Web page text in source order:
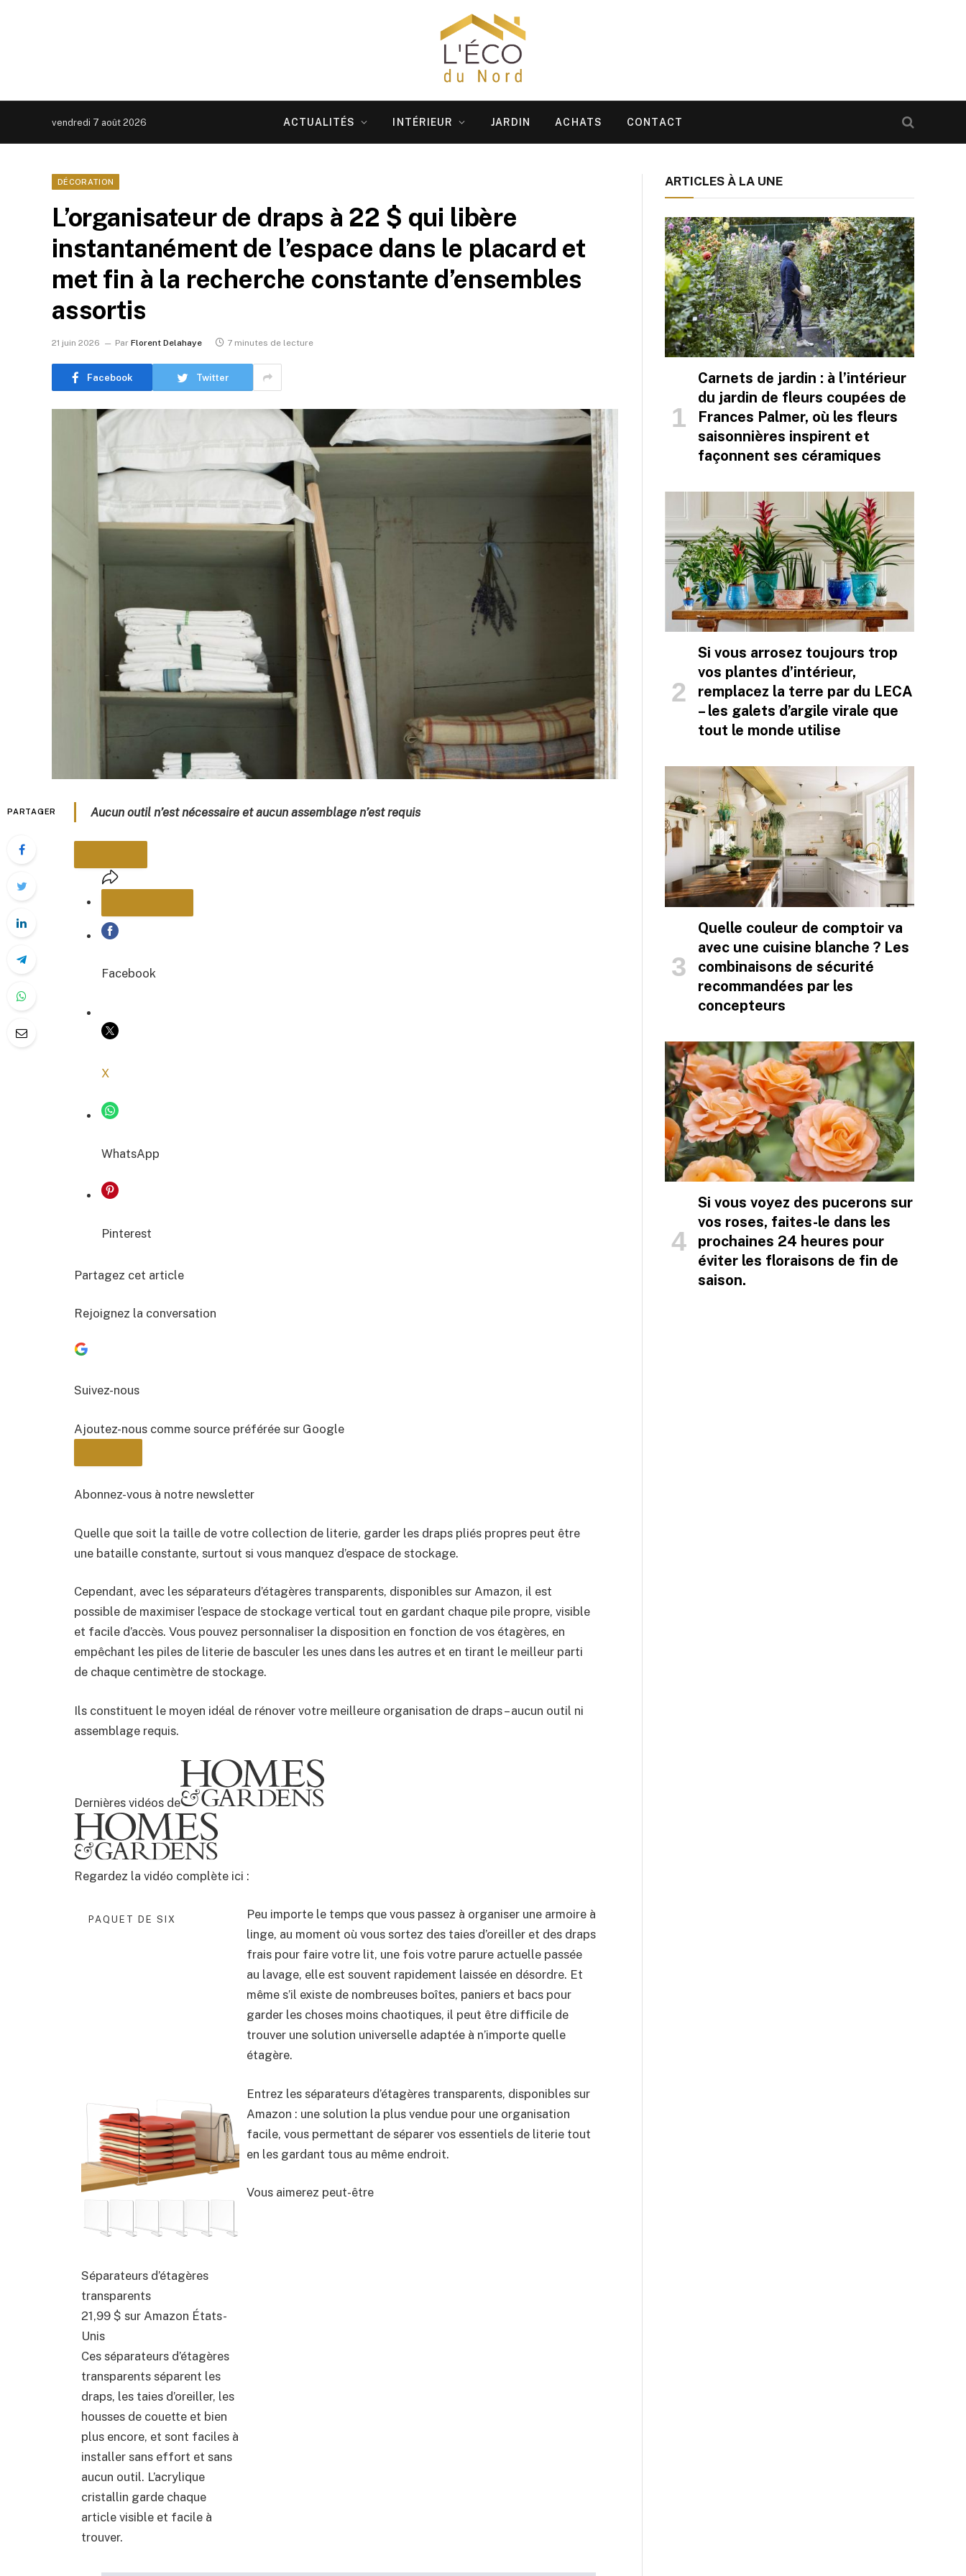
vendredi 7 août 2026 ACTUALITÉS INTÉRIEUR JARDIN ACHATS CONTACT
DÉCORATION
L’organisateur de draps à 22 $ qui libère
instantanément de l’espace dans le placard et
met fin à la recherche constante d’ensembles
assortis
21 juin 2026 Par Florent Delahaye 7 minutes de lecture
Facebook Twitter
PARTAGER Aucun outil n’est nécessaire et aucun assemblage n’est requis
PARTAGER
COPIER LE LIEN
Facebook
X
WhatsApp
Pinterest
Partagez cet article
Rejoignez la conversation
Suivez-nous
Ajoutez-nous comme source préférée sur Google
BULLETIN
Abonnez-vous à notre newsletter
Quelle que soit la taille de votre collection de literie, garder les draps pliés propres peut être
une bataille constante, surtout si vous manquez d’espace de stockage.
Cependant, avec les séparateurs d’étagères transparents, disponibles sur Amazon, il est
possible de maximiser l’espace de stockage vertical tout en gardant chaque pile propre, visible
et facile d’accès. Vous pouvez personnaliser la disposition en fonction de vos étagères, en
empêchant les piles de literie de basculer les unes dans les autres et en tirant le meilleur parti
de chaque centimètre de stockage.
Ils constituent le moyen idéal de rénover votre meilleure organisation de draps – aucun outil ni
assemblage requis.
Dernières vidéos de
Regardez la vidéo complète ici :
PAQUET DE SIX
Séparateurs d’étagères
transparents
21,99 $ sur Amazon États-
Unis
Ces séparateurs d’étagères
transparents séparent les
draps, les taies d’oreiller, les
housses de couette et bien
plus encore, et sont faciles à
installer sans effort et sans
aucun outil. L’acrylique
cristallin garde chaque
article visible et facile à
trouver.
Peu importe le temps que vous passez à organiser une armoire à
linge, au moment où vous sortez des taies d’oreiller et des draps
frais pour faire votre lit, une fois votre parure actuelle passée
au lavage, elle est souvent rapidement laissée en désordre. Et
même s’il existe de nombreuses boîtes, paniers et bacs pour
garder les choses moins chaotiques, il peut être difficile de
trouver une solution universelle adaptée à n’importe quelle
étagère.
Entrez les séparateurs d’étagères transparents, disponibles sur
Amazon : une solution la plus vendue pour une organisation
facile, vous permettant de séparer vos essentiels de literie tout
en les gardant tous au même endroit.
Vous aimerez peut-être
ARTICLES À LA UNE
Carnets de jardin : à l’intérieur
du jardin de fleurs coupées de
Frances Palmer, où les fleurs
saisonnières inspirent et
façonnent ses céramiques
Si vous arrosez toujours trop
vos plantes d’intérieur,
remplacez la terre par du LECA
– les galets d’argile virale que
tout le monde utilise
Quelle couleur de comptoir va
avec une cuisine blanche ? Les
combinaisons de sécurité
recommandées par les
concepteurs
Si vous voyez des pucerons sur
vos roses, faites-le dans les
prochaines 24 heures pour
éviter les floraisons de fin de
saison.